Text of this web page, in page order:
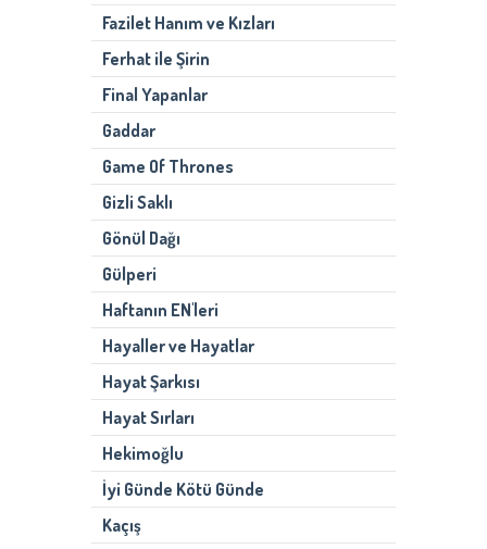
Fazilet Hanım ve Kızları
Ferhat ile Şirin
Final Yapanlar
Gaddar
Game Of Thrones
Gizli Saklı
Gönül Dağı
Gülperi
Haftanın EN'leri
Hayaller ve Hayatlar
Hayat Şarkısı
Hayat Sırları
Hekimoğlu
İyi Günde Kötü Günde
Kaçış